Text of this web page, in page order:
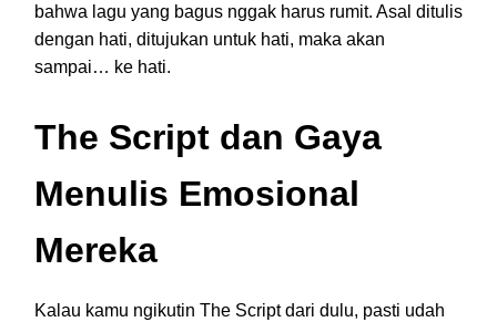
bahwa lagu yang bagus nggak harus rumit. Asal ditulis
dengan hati, ditujukan untuk hati, maka akan
sampai… ke hati.
The Script dan Gaya
Menulis Emosional
Mereka
Kalau kamu ngikutin The Script dari dulu, pasti udah